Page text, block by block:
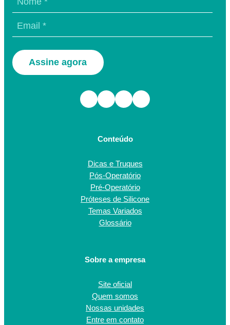
Assine agora
Facebook Instagram TikTok Youtube
Conteúdo
Dicas e Truques
Pós-Operatório
Pré-Operatório
Próteses de Silicone
Temas Variados
Glossário
Sobre a empresa
Site oficial
Quem somos
Nossas unidades
Entre em contato